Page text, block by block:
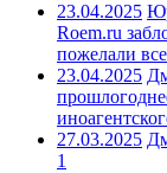
23.04.2025
Roem.ru
пожелали
23.04.2025
27.03.2025
1